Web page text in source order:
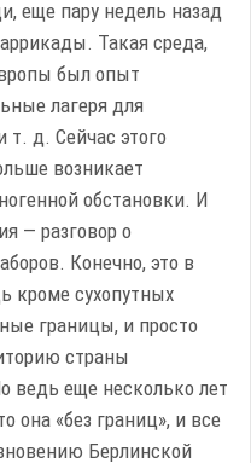
еще пару недель назад
Такая среда,
был опыт
лагеря для
т. д. Сейчас этого
возникает
обстановки. И
— разговор о
Конечно, это в
кроме сухопутных
границы, и просто
страны
еще несколько лет
она «без границ», и все
Берлинской